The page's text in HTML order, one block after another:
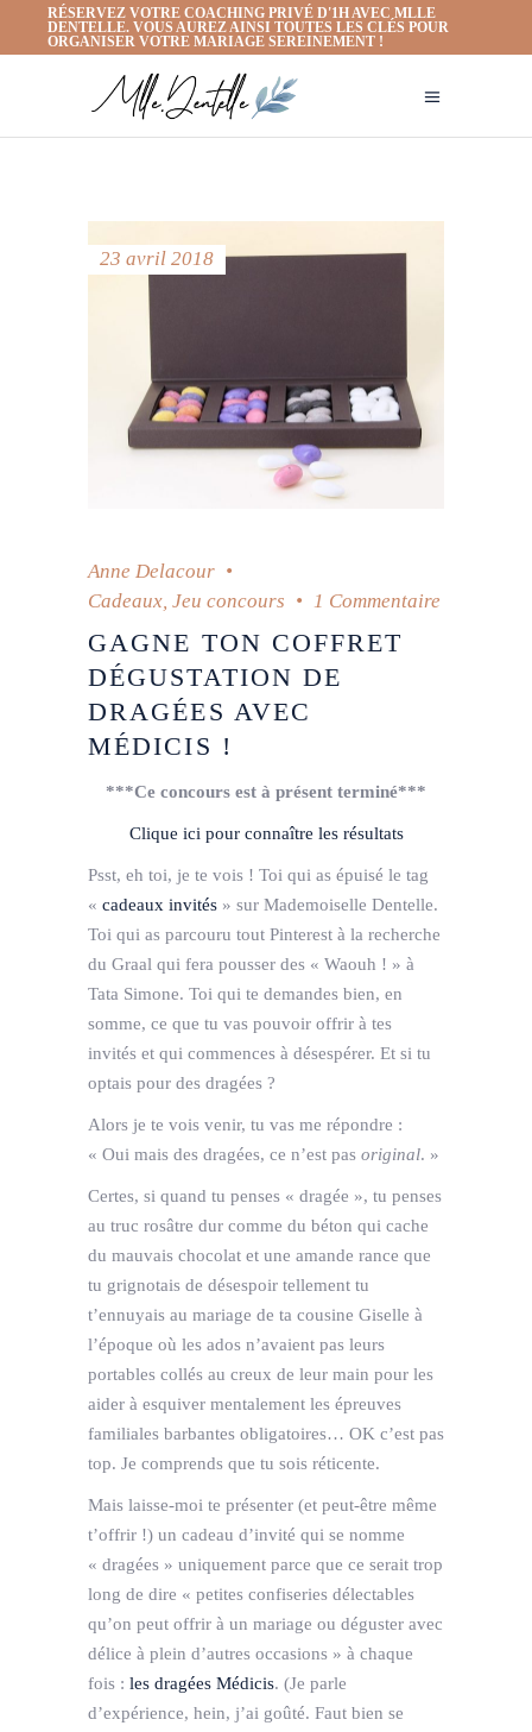
RÉSERVEZ VOTRE COACHING PRIVÉ D'1H AVEC MLLE
DENTELLE. VOUS AUREZ AINSI TOUTES LES CLÉS POUR
ORGANISER VOTRE MARIAGE SEREINEMENT !
23 avril 2018
Anne Delacour
Cadeaux, Jeu concours 1 Commentaire
GAGNE TON COFFRET
DÉGUSTATION DE
DRAGÉES AVEC
MÉDICIS !
***Ce concours est à présent terminé***
Clique ici pour connaître les résultats
Psst, eh toi, je te vois ! Toi qui as épuisé le tag
« cadeaux invités » sur Mademoiselle Dentelle.
Toi qui as parcouru tout Pinterest à la recherche
du Graal qui fera pousser des « Waouh ! » à
Tata Simone. Toi qui te demandes bien, en
somme, ce que tu vas pouvoir offrir à tes
invités et qui commences à désespérer. Et si tu
optais pour des dragées ?
Alors je te vois venir, tu vas me répondre :
« Oui mais des dragées, ce n’est pas original. »
Certes, si quand tu penses « dragée », tu penses
au truc rosâtre dur comme du béton qui cache
du mauvais chocolat et une amande rance que
tu grignotais de désespoir tellement tu
t’ennuyais au mariage de ta cousine Giselle à
l’époque où les ados n’avaient pas leurs
portables collés au creux de leur main pour les
aider à esquiver mentalement les épreuves
familiales barbantes obligatoires… OK c’est pas
top. Je comprends que tu sois réticente.
Mais laisse-moi te présenter (et peut-être même
t’offrir !) un cadeau d’invité qui se nomme
« dragées » uniquement parce que ce serait trop
long de dire « petites confiseries délectables
qu’on peut offrir à un mariage ou déguster avec
délice à plein d’autres occasions » à chaque
fois : les dragées Médicis. (Je parle
d’expérience, hein, j’ai goûté. Faut bien se